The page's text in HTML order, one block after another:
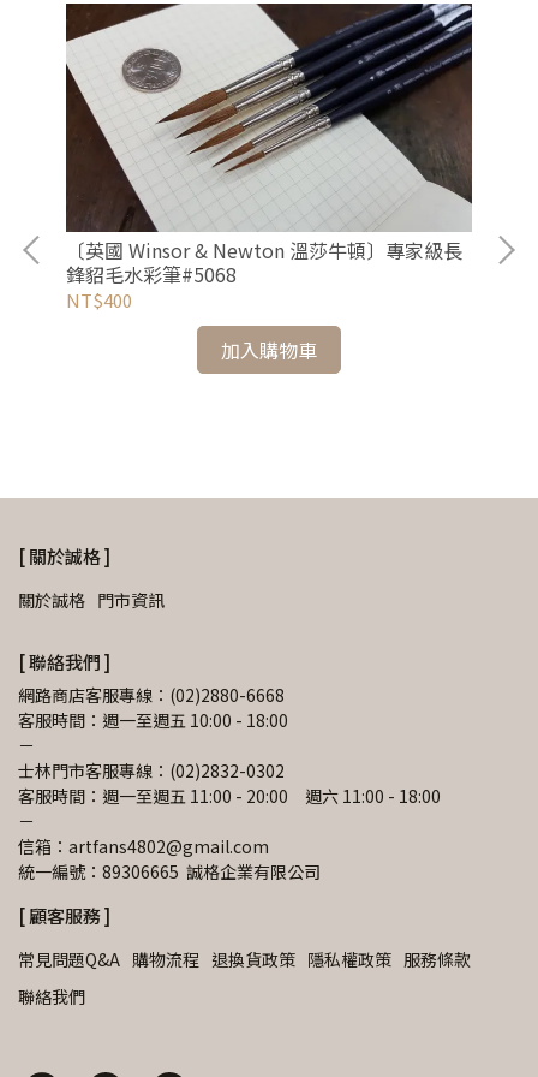
〔英國 Winsor & Newton 溫莎牛頓〕專家級長
鋒貂毛水彩筆#5068
NT$400
加入購物車
[ 關於誠格 ]
關於誠格 門市資訊
[ 聯絡我們 ]
網路商店客服專線：(02)2880-6668
客服時間：週一至週五 10:00 - 18:00
－
士林門市客服專線：(02)2832-0302
客服時間：週一至週五 11:00 - 20:00　週六 11:00 - 18:00
－
信箱：artfans4802@gmail.com
統一編號：89306665  誠格企業有限公司
[ 顧客服務 ]
常見問題Q&A 購物流程 退換貨政策 隱私權政策 服務條款
聯絡我們